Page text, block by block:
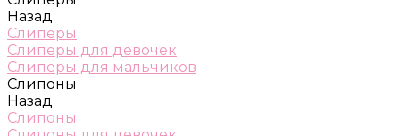
Назад
Слиперы
Слиперы для девочек
Слиперы для мальчиков
Слипоны
Назад
Слипоны